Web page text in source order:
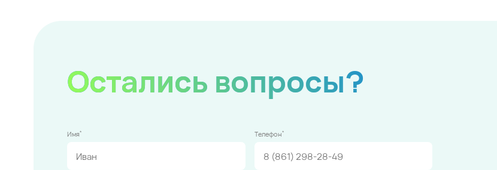
Остались вопросы?
Имя* Телефон*